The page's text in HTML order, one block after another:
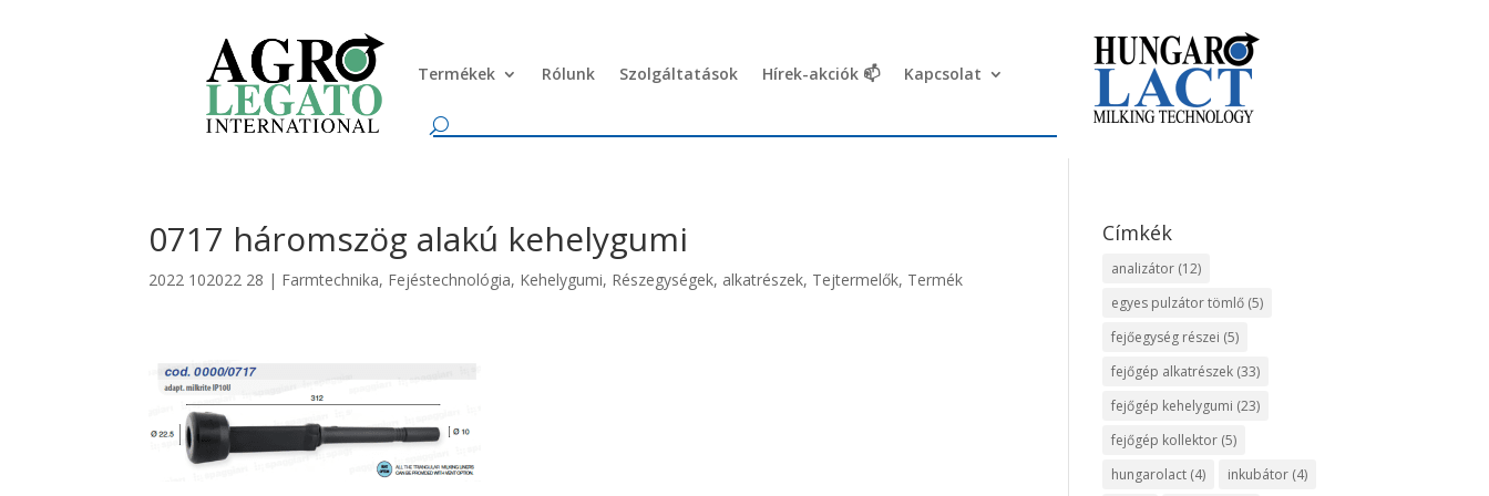
Termékek Rólunk Szolgáltatások Hírek-akciók 📫 Kapcsolat
0717 háromszög alakú kehelygumi
2022 102022 28 | Farmtechnika, Fejéstechnológia, Kehelygumi, Részegységek, alkatrészek, Tejtermelők, Termék
Címkék
analizátor(12)
egyes pulzátor tömlő(5)
fejőegység részei (5)
fejőgép alkatrészek(33)
fejőgép kehelygumi (23)
fejőgép kollektor(5)
hungarolact(4) inkubátor(4)